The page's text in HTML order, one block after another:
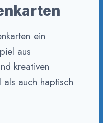
ein
aus
kreativen
auch haptisch